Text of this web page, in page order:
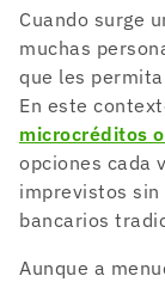
Cuando surge
muchas
que les
En este
microcréditos
opciones cada
imprevistos
bancarios
Aunque a